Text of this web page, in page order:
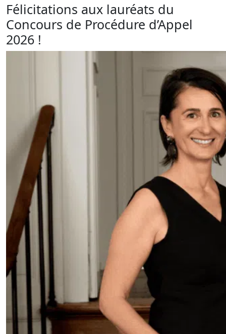
Félicitations aux lauréats du
Concours de Procédure d’Appel
2026 !